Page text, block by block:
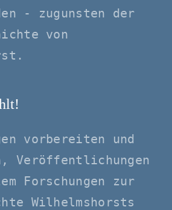
- zugunsten der
von
vorbereiten und
Veröffentlichungen
Forschungen zur
Wilhelmshorsts